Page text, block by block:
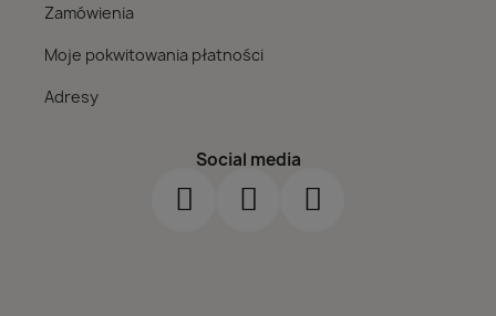
Zamówienia
Moje pokwitowania płatności
Adresy
Social media